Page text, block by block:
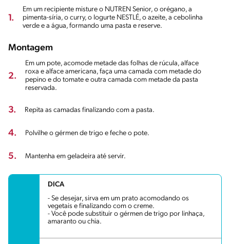
1.
Em um recipiente misture o NUTREN Senior, o orégano, a
pimenta-síria, o curry, o Iogurte NESTLÉ, o azeite, a cebolinha
verde e a água, formando uma pasta e reserve.
Montagem
2.
Em um pote, acomode metade das folhas de rúcula, alface
roxa e alface americana, faça uma camada com metade do
pepino e do tomate e outra camada com metade da pasta
reservada.
3. Repita as camadas finalizando com a pasta.
4. Polvilhe o gérmen de trigo e feche o pote.
5. Mantenha em geladeira até servir.
DICA
- Se desejar, sirva em um prato acomodando os
vegetais e finalizando com o creme.
- Você pode substituir o gérmen de trigo por linhaça,
amaranto ou chia.